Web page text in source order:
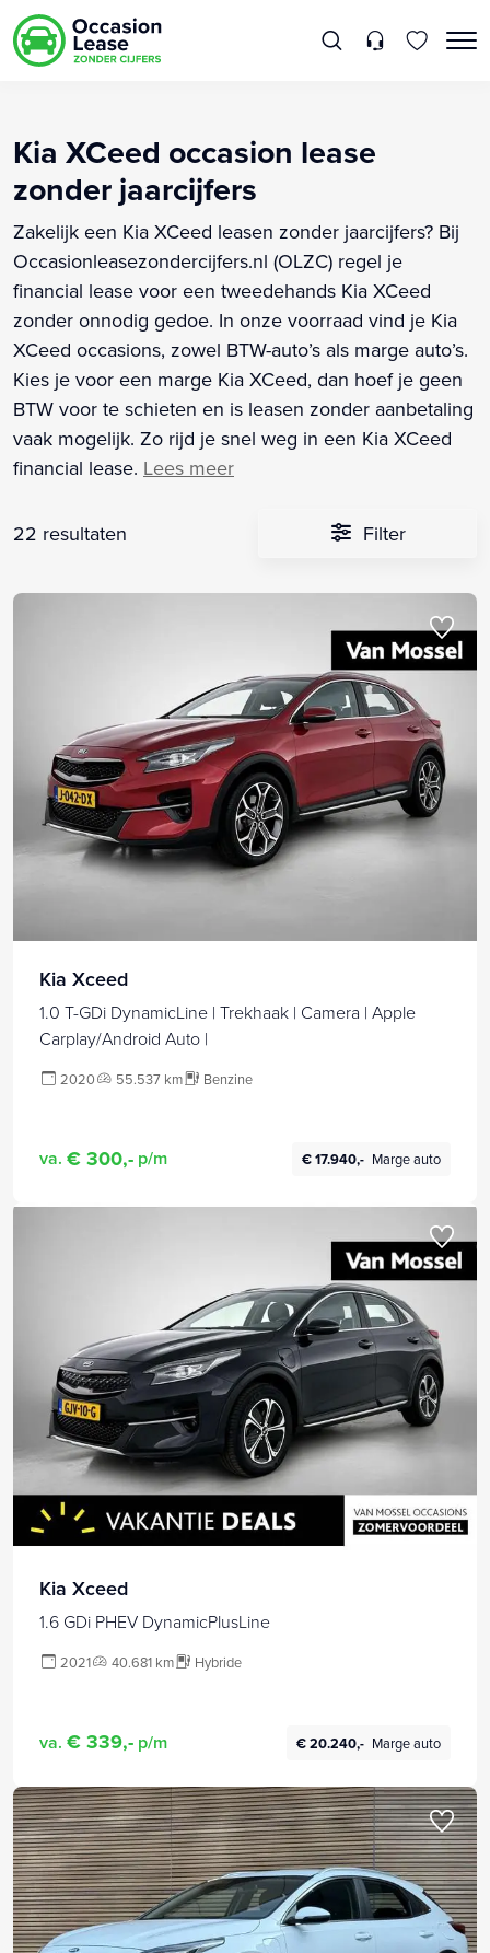
Kia XCeed occasion lease
zonder jaarcijfers
Zakelijk een Kia XCeed leasen zonder jaarcijfers? Bij
Occasionleasezondercijfers.nl (OLZC) regel je
financial lease voor een tweedehands Kia XCeed
zonder onnodig gedoe. In onze voorraad vind je Kia
XCeed occasions, zowel BTW-auto’s als marge auto’s.
Kies je voor een marge Kia XCeed, dan hoef je geen
BTW voor te schieten en is leasen zonder aanbetaling
vaak mogelijk. Zo rijd je snel weg in een Kia XCeed
financial lease. Lees meer
22 resultaten Filter
Kia Xceed
1.0 T-GDi DynamicLine | Trekhaak | Camera | Apple
Carplay/Android Auto |
2020 55.537 km Benzine
va. € 300,- p/m € 17.940,- Marge auto
Kia Xceed
1.6 GDi PHEV DynamicPlusLine
2021 40.681 km Hybride
va. € 339,- p/m € 20.240,- Marge auto